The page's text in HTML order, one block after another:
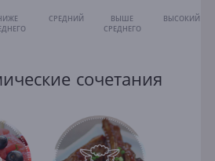
СРЕДНИЙ
ВЫШЕ
СРЕДНЕГО
ВЫСОКИЙ
сочетания